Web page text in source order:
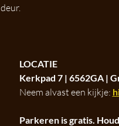
LOCATIE
Kerkpad 7 | 6562GA |
Neem alvast een kijkje:
Parkeren is gratis.